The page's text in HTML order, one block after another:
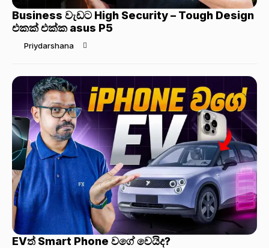
Business වැඩට High Security – Tough Design
එකක් එක්ක asus P5
Priydarshana
EVත් Smart Phone වගේ වෙයිද?